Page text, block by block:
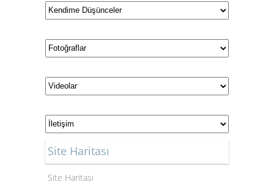
Site Haritası
Site Haritası